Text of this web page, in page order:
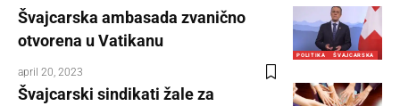
POLITIKA ŠVAJCARSKA
Švajcarska ambasada zvanično
otvorena u Vatikanu
april 20, 2023
Švajcarski sindikati žale za